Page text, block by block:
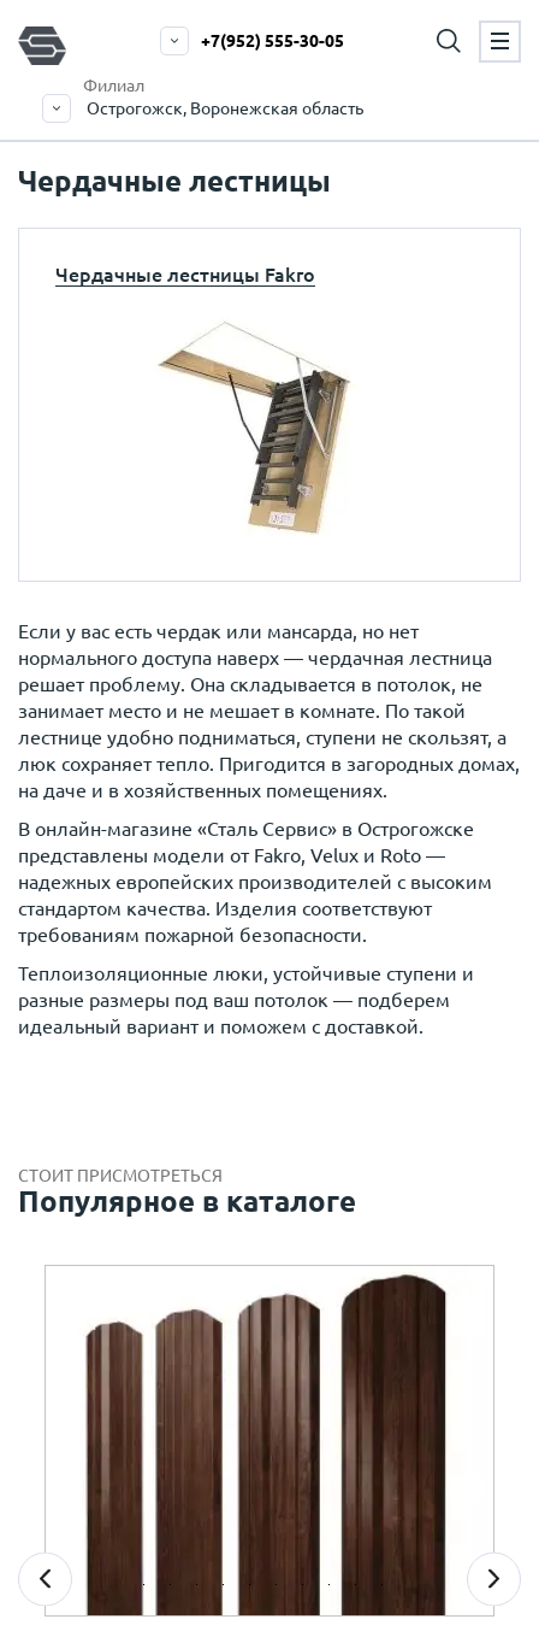
Филиал
Острогожск, Воронежская область
+7(952) 555-30-05
Чердачные лестницы
Чердачные лестницы Fakro
Если у вас есть чердак или мансарда, но нет
нормального доступа наверх — чердачная лестница
решает проблему. Она складывается в потолок, не
занимает место и не мешает в комнате. По такой
лестнице удобно подниматься, ступени не скользят, а
люк сохраняет тепло. Пригодится в загородных домах,
на даче и в хозяйственных помещениях.
В онлайн-магазине «Сталь Сервис» в Острогожске
представлены модели от Fakro, Velux и Roto —
надежных европейских производителей с высоким
стандартом качества. Изделия соответствуют
требованиям пожарной безопасности.
Теплоизоляционные люки, устойчивые ступени и
разные размеры под ваш потолок — подберем
идеальный вариант и поможем с доставкой.
СТОИТ ПРИСМОТРЕТЬСЯ
Популярное в каталоге